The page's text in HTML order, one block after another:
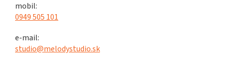
mobil:
0949 505 101
e-mail:
studio@melodystudio.sk